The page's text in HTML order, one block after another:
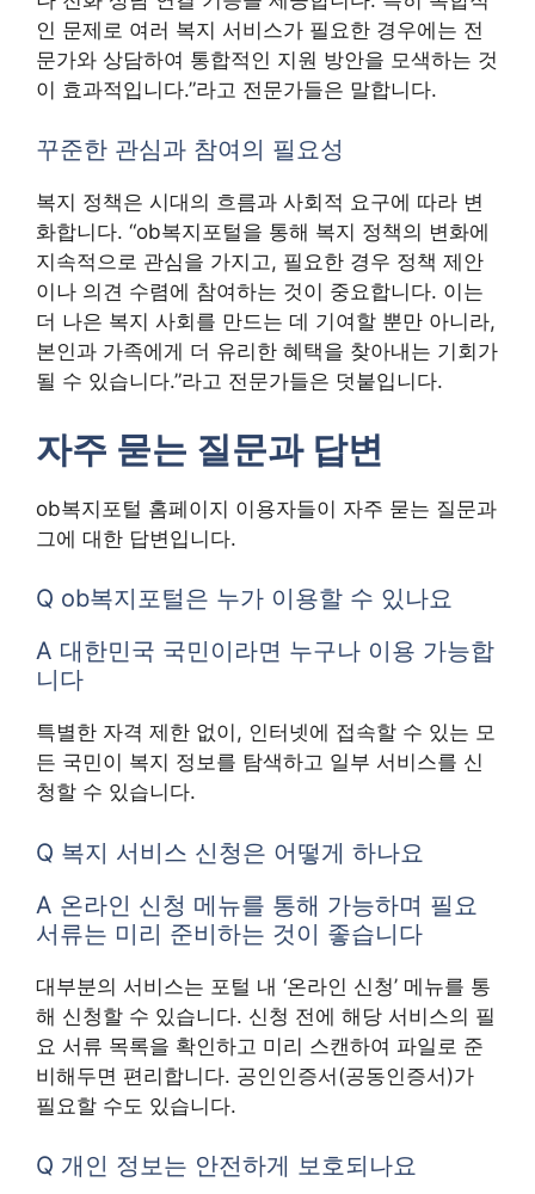
인 문제로 여러 복지 서비스가 필요한 경우에는 전
문가와 상담하여 통합적인 지원 방안을 모색하는 것
이 효과적입니다.”라고 전문가들은 말합니다.
꾸준한 관심과 참여의 필요성
복지 정책은 시대의 흐름과 사회적 요구에 따라 변
화합니다. “ob복지포털을 통해 복지 정책의 변화에
지속적으로 관심을 가지고, 필요한 경우 정책 제안
이나 의견 수렴에 참여하는 것이 중요합니다. 이는
더 나은 복지 사회를 만드는 데 기여할 뿐만 아니라,
본인과 가족에게 더 유리한 혜택을 찾아내는 기회가
될 수 있습니다.”라고 전문가들은 덧붙입니다.
자주 묻는 질문과 답변
ob복지포털 홈페이지 이용자들이 자주 묻는 질문과
그에 대한 답변입니다.
Q ob복지포털은 누가 이용할 수 있나요
A 대한민국 국민이라면 누구나 이용 가능합
니다
특별한 자격 제한 없이, 인터넷에 접속할 수 있는 모
든 국민이 복지 정보를 탐색하고 일부 서비스를 신
청할 수 있습니다.
Q 복지 서비스 신청은 어떻게 하나요
A 온라인 신청 메뉴를 통해 가능하며 필요
서류는 미리 준비하는 것이 좋습니다
대부분의 서비스는 포털 내 ‘온라인 신청’ 메뉴를 통
해 신청할 수 있습니다. 신청 전에 해당 서비스의 필
요 서류 목록을 확인하고 미리 스캔하여 파일로 준
비해두면 편리합니다. 공인인증서(공동인증서)가
필요할 수도 있습니다.
Q 개인 정보는 안전하게 보호되나요